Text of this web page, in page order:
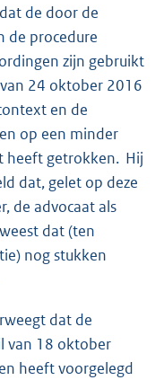
de door de
de procedure
zijn gebruikt
24 oktober 2016
en de
op een minder
heeft getrokken. Hij
dat, gelet op deze
de advocaat als
dat (ten
nog stukken
dat de
van 18 oktober
heeft voorgelegd